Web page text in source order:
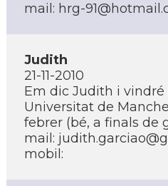
mail: hrg-
Judith
21-11-2010
Em dic Judith i vindré
Universitat de
febrer (bé, a finals de
mail:
mobil: